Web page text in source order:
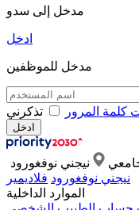
مدخل إلى سدو
ادخل
مدخل للموظفين
كلمة المرور تذكرني
نيجني نوفغورود
نيجني نوفغورود فلاديمير
الموارد الداخلية